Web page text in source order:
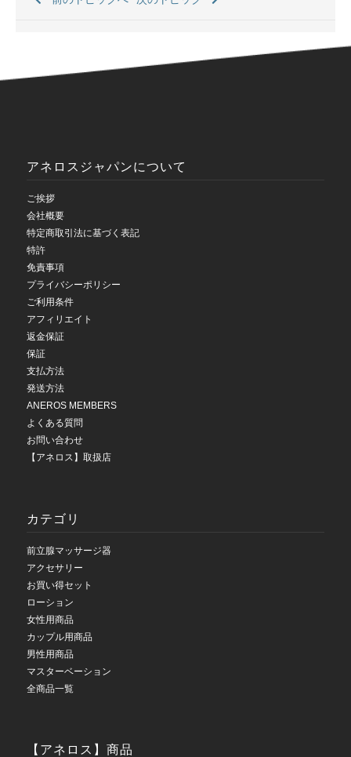
アネロスジャパンについて
ご挨拶
会社概要
特定商取引法に基づく表記
特許
免責事項
プライバシーポリシー
ご利用条件
アフィリエイト
返金保証
保証
支払方法
発送方法
ANEROS MEMBERS
よくある質問
お問い合わせ
【アネロス】取扱店
カテゴリ
前立腺マッサージ器
アクセサリー
お買い得セット
ローション
女性用商品
カップル用商品
男性用商品
マスターベーション
全商品一覧
【アネロス】商品